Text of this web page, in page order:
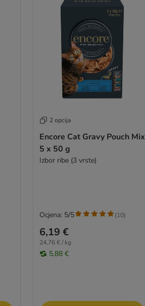
2 opcija
Encore Cat Gravy Pouch Mix
5 x 50 g
Izbor ribe (3 vrste)
6,19 €
24,76 € / kg
5,88 €
Ocjena: 5/5 (10)